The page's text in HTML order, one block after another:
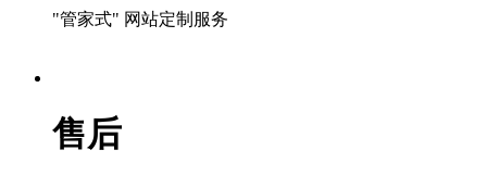
"管家式" 网站定制服务
售后